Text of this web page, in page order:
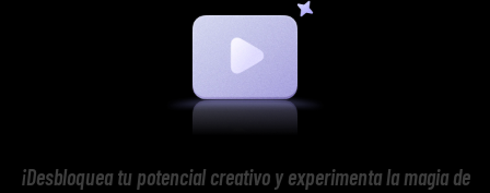
¡Desbloquea tu potencial creativo y experimenta la magia de